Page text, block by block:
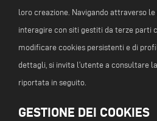
loro creazione. Navigando attraverso le
interagire con siti gestiti da terze parti
modificare cookies persistenti e di
dettagli, si invita l’utente a consultare
riportata in seguito.
GESTIONE DEI COOKIES